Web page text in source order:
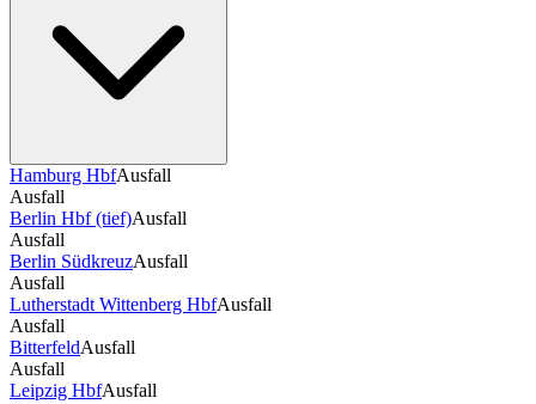
Hamburg HbfAusfall
Ausfall
Berlin Hbf (tief)Ausfall
Ausfall
Berlin SüdkreuzAusfall
Ausfall
Lutherstadt Wittenberg HbfAusfall
Ausfall
BitterfeldAusfall
Ausfall
Leipzig HbfAusfall